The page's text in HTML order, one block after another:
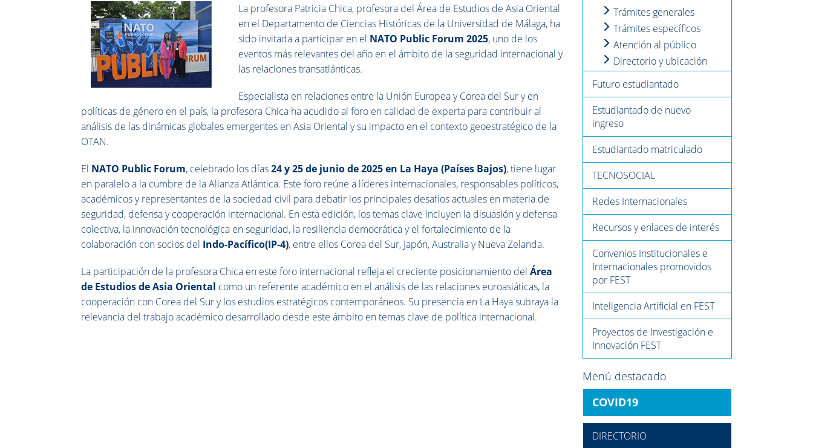
La profesora Patricia Chica, profesora del Área de Estudios de Asia Oriental
en el Departamento de Ciencias Históricas de la Universidad de Málaga, ha
sido invitada a participar en el NATO Public Forum 2025, uno de los
eventos más relevantes del año en el ámbito de la seguridad internacional y
las relaciones transatlánticas.
Especialista en relaciones entre la Unión Europea y Corea del Sur y en
políticas de género en el país, la profesora Chica ha acudido al foro en calidad de experta para contribuir al
análisis de las dinámicas globales emergentes en Asia Oriental y su impacto en el contexto geoestratégico de la
OTAN.
El NATO Public Forum, celebrado los días24 y 25 de junio de 2025 en La Haya (Países Bajos), tiene lugar
en paralelo a la cumbre de la Alianza Atlántica. Este foro reúne a líderes internacionales, responsables políticos,
académicos y representantes de la sociedad civil para debatir los principales desafíos actuales en materia de
seguridad, defensa y cooperación internacional. En esta edición, los temas clave incluyen la disuasión y defensa
colectiva, la innovación tecnológica en seguridad, la resiliencia democrática y el fortalecimiento de la
colaboración con socios del Indo-Pacífico(IP-4), entre ellos Corea del Sur, Japón, Australia y Nueva Zelanda.
La participación de la profesora Chica en este foro internacional refleja el creciente posicionamiento delÁrea
de Estudios de Asia Oriental como un referente académico en el análisis de las relaciones euroasiáticas, la
cooperación con Corea del Sur y los estudios estratégicos contemporáneos. Su presencia en La Haya subraya la
relevancia del trabajo académico desarrollado desde este ámbito en temas clave de política internacional.
Trámites generales
Trámites específicos
Atención al público
Directorio y ubicación
Futuro estudiantado
Estudiantado de nuevo
ingreso
Estudiantado matriculado
TECNOSOCIAL
Redes Internacionales
Recursos y enlaces de interés
Convenios Institucionales e
Internacionales promovidos
por FEST
Inteligencia Artificial en FEST
Proyectos de Investigación e
Innovación FEST
Menú destacado
COVID19
DIRECTORIO